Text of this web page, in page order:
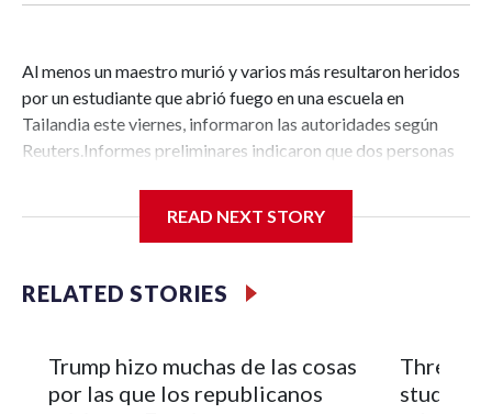
Al menos un maestro murió y varios más resultaron heridos
por un estudiante que abrió fuego en una escuela en
Tailandia este viernes, informaron las autoridades según
Reuters.Informes preliminares indicaron que dos personas
un importante grupo de rescate.“Los agentes están
fundación en un comunicado.El tiroteo tuvo lugar en la
escuela Debsirin Nonthaburi, una conocida escuela
transitada autopista en el distrito de Bang Kruai, en la
provincia de Nonthaburi, al norte de Bangkok.El teniente
READ NEXT STORY
RELATED STORIES
Trump hizo muchas de las cosas
por las que los republicanos
Three